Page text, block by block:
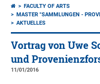
FACULTY OF ARTS
MASTER "SAMMLUNGEN -
AKTUELLES
Vortrag von Uwe
und
11/01/2016